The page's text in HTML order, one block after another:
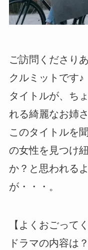
ご訪問くださり
クルミットです♪
タイトルが、ち
れる綺麗なお姉さ
このタイトルを
の女性を見つけ
か？と思われる
が・・・。
【よくおごって
ドラマの内容は